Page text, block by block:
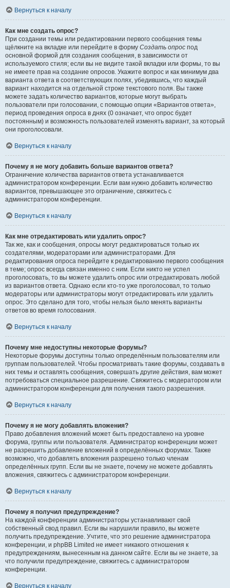
Вернуться к началу
Как мне создать опрос?
При создании темы или редактировании первого сообщения темы
щёлкните на вкладке или перейдите в форму Создать опрос под
основной формой для создания сообщения, в зависимости от
используемого стиля; если вы не видите такой вкладки или формы, то вы
не имеете прав на создание опросов. Укажите вопрос и как минимум два
варианта ответа в соответствующих полях, убедившись, что каждый
вариант находится на отдельной строке текстового поля. Вы также
можете задать количество вариантов, которые могут выбрать
пользователи при голосовании, с помощью опции «Вариантов ответа»,
период проведения опроса в днях (0 означает, что опрос будет
постоянным) и возможность пользователей изменять вариант, за который
они проголосовали.
Вернуться к началу
Почему я не могу добавить больше вариантов ответа?
Ограничение количества вариантов ответа устанавливается
администратором конференции. Если вам нужно добавить количество
вариантов, превышающее это ограничение, свяжитесь с
администратором конференции.
Вернуться к началу
Как мне отредактировать или удалить опрос?
Так же, как и сообщения, опросы могут редактироваться только их
создателями, модераторами или администраторами. Для
редактирования опроса перейдите к редактированию первого сообщения
в теме; опрос всегда связан именно с ним. Если никто не успел
проголосовать, то вы можете удалить опрос или отредактировать любой
из вариантов ответа. Однако если кто-то уже проголосовал, то только
модераторы или администраторы могут отредактировать или удалить
опрос. Это сделано для того, чтобы нельзя было менять варианты
ответов во время голосования.
Вернуться к началу
Почему мне недоступны некоторые форумы?
Некоторые форумы доступны только определённым пользователям или
группам пользователей. Чтобы просматривать такие форумы, создавать в
них темы и оставлять сообщения, совершать другие действия, вам может
потребоваться специальное разрешение. Свяжитесь с модератором или
администратором конференции для получения такого разрешения.
Вернуться к началу
Почему я не могу добавлять вложения?
Право добавления вложений может быть предоставлено на уровне
форума, группы или пользователя. Администратор конференции может
не разрешить добавление вложений в определённых форумах. Также
возможно, что добавлять вложения разрешено только членам
определённых групп. Если вы не знаете, почему не можете добавлять
вложения, свяжитесь с администратором конференции.
Вернуться к началу
Почему я получил предупреждение?
На каждой конференции администраторы устанавливают свой
собственный свод правил. Если вы нарушили правило, вы можете
получить предупреждение. Учтите, что это решение администратора
конференции, и phpBB Limited не имеет никакого отношения к
предупреждениям, вынесенным на данном сайте. Если вы не знаете, за
что получили предупреждение, свяжитесь с администратором
конференции.
Вернуться к началу